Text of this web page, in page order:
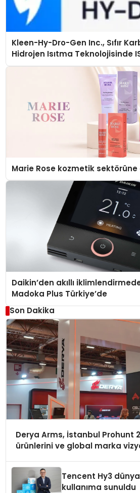
Kleen-Hy-Dro-Gen Inc., Sıfır
Hidrojen Isıtma Teknolojisinde
Düzenleyici Onaylarını Aldı
Marie Rose kozmetik sektörüne
Daikin’den akıllı
Madoka Plus Türkiye’de
Son Dakika
Derya Arms, İstanbul Prohunt
ürünlerini ve global marka
Tencent Hy3
kullanıma sunuldu